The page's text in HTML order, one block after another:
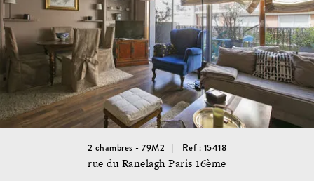
2 chambres - 79M2 Ref : 15418
rue du Ranelagh Paris 16ème